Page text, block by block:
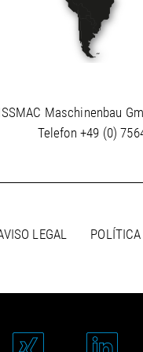
Maschinenbau
Telefon +49 (0)
LEGAL